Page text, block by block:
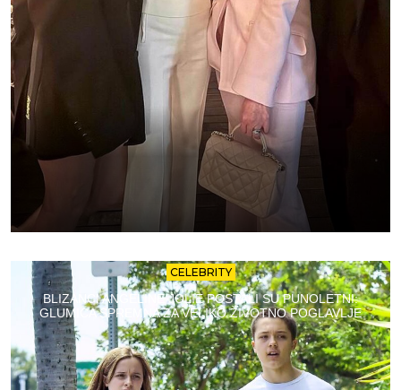
CELEBRITY
BLIZANCI ANGELINE JOLIE POSTALI SU PUNOLETNI:
GLUMICA SPREMNA ZA VELIKO ŽIVOTNO POGLAVLJE